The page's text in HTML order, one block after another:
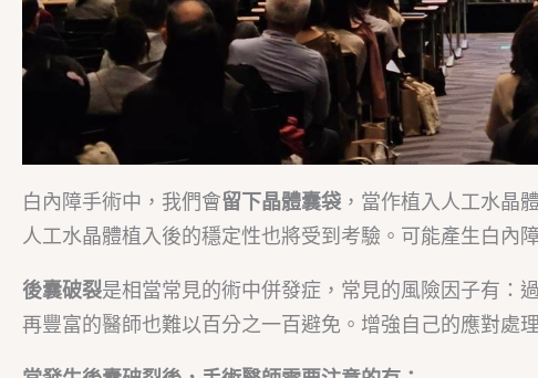
白內障手術中，我們會留下晶體囊袋 ，當作植入人工水晶
人工水晶體植入後的穩定性也將受到考驗。可能產生白
後囊破裂是相當常見的術中併發症，常見的風險因子有
再豐富的醫師也難以百分之一百避免。增強自己的應對處